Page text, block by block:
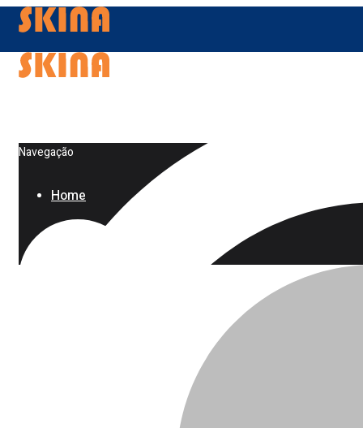
Navegação
Home